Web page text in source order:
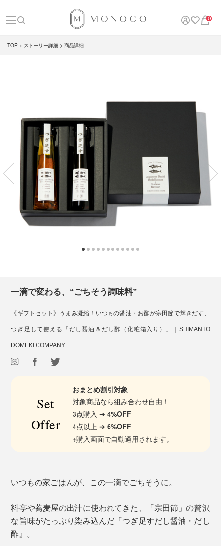
0
TOP ストーリー詳細 商品詳細
一滴で変わる、“ごちそう調味料”
《ギフトセット》うまみ凝縮！いつもの醤油・お酢が宗田節で輝きだす、
つぎ足して使える「だし醤油＆だし酢（化粧箱入り）」｜SHIMANTO
DOMEKI COMPANY
Set
Offer
おまとめ割引対象
対象商品なら組み合わせ自由！
3点購入 ➔4%OFF
4点以上 ➔6%OFF
※購入画面で自動適用されます。
いつもの家ごはんが、この一滴でごちそうに。
料亭や蕎麦屋の出汁に使われてきた、「宗田節」の贅沢
な旨味がたっぷり染み込んだ『つぎ足すだし醤油・だし
酢』。